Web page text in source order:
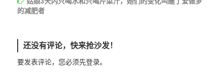
的减肥者
还没有评论，快来抢沙发！
要发表评论，您必须先登录。